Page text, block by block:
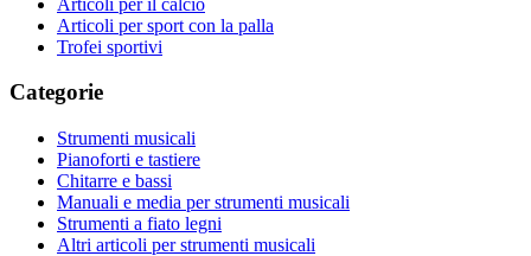
Articoli per sport con la palla
Trofei sportivi
Categorie
Strumenti musicali
Pianoforti e tastiere
Chitarre e bassi
Manuali e media per strumenti musicali
Strumenti a fiato legni
Altri articoli per strumenti musicali